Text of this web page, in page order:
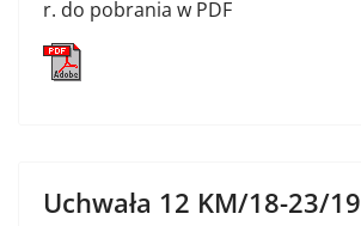
r. do pobrania w PDF
Uchwała 12 KM/18-23/19